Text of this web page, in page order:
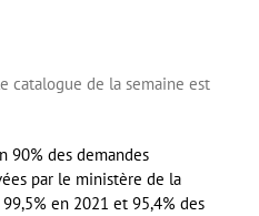
catalogue de la semaine est
90% des demandes
par le ministère de la
en 2021 et 95,4% des